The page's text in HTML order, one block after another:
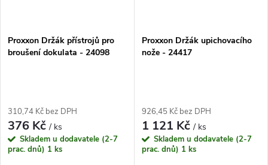
Proxxon Držák přístrojů pro
broušení dokulata - 24098
310,74 Kč bez DPH
376 Kč/ ks
Skladem u dodavatele (2-7
prac. dnů) 1 ks
Proxxon Držák upichovacího
nože - 24417
926,45 Kč bez DPH
1 121 Kč/ ks
Skladem u dodavatele (2-7
prac. dnů) 1 ks